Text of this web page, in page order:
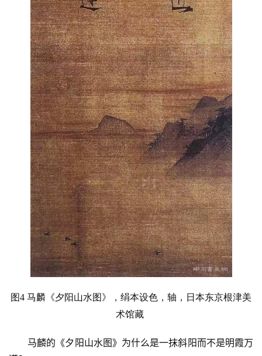
图4 马麟 《夕阳山水图》，绢本设色，轴，日本东京根津美
术馆藏
马麟的《夕阳山水图》为什么是一抹斜阳而不是明霞万